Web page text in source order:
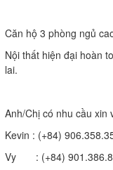
Căn hộ 3 phòng ngủ
Nội thất hiện đại hoàn
lai.
Anh/Chị có nhu cầu xin
Kevin : (+84)
Vy : (+84)